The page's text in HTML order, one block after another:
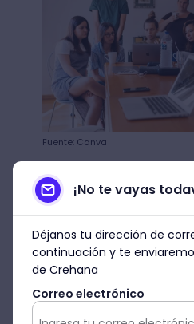
Fuente: Canva
Dentro de la etapa de
una película, también
cabo el proceso de
tienes que contactar a
representan a actores
lanzar una
sociales.
¡No te vayas
Déjanos tu dirección de
continuación y te
de Crehana
Correo electrónico